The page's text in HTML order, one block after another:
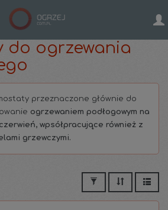
do ogrzewania
przeznaczone głównie do
ogrzewaniem podłogowym na
wpsółpracujące również z
grzewczymi.